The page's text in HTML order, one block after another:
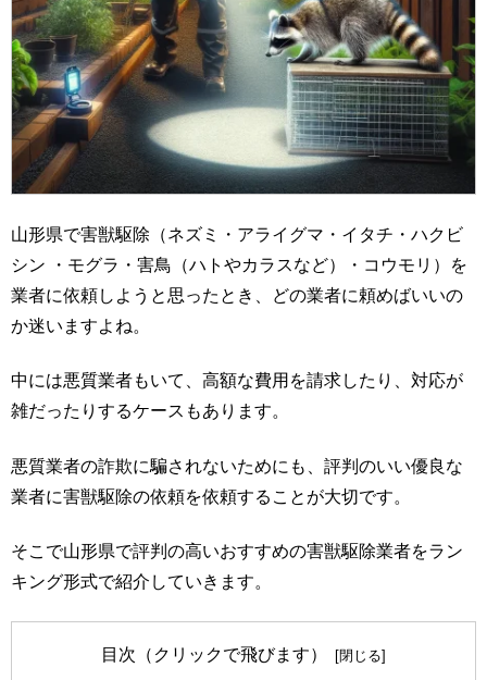
山形県で害獣駆除（ネズミ・アライグマ・イタチ・ハクビ
シン ・モグラ・害鳥（ハトやカラスなど）・コウモリ）を
業者に依頼しようと思ったとき、どの業者に頼めばいいの
か迷いますよね。
中には悪質業者もいて、高額な費用を請求したり、対応が
雑だったりするケースもあります。
悪質業者の詐欺に騙されないためにも、評判のいい優良な
業者に害獣駆除の依頼を依頼することが大切です。
そこで山形県で評判の高いおすすめの害獣駆除業者をラン
キング形式で紹介していきます。
目次（クリックで飛びます）